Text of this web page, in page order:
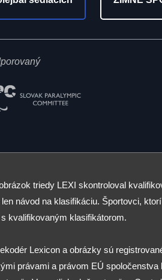
triedy LEXI skontroloval
len návod na klasifikáciu. Športovci,
kvalifikovaným klasifikátorom.
Lexicon a obrázky sú
právami a právom EÚ spoločenstva